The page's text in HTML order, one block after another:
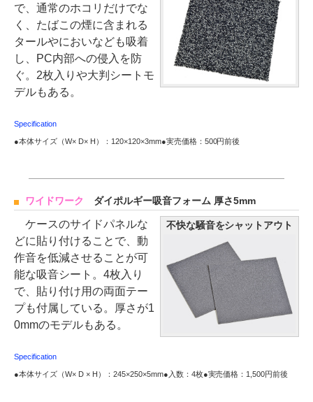
で、通常のホコリだけでな
く、たばこの煙に含まれる
タールやにおいなども吸着
し、PC内部への侵入を防
ぐ。2枚入りや大判シートモ
デルもある。
Specification
●本体サイズ（W× D× H）：120×120×3mm●実売価格：500円前後
ワイドワーク ダイポルギー吸音フォーム 厚さ5mm
不快な騒音をシャットアウト
ケースのサイドパネルな
どに貼り付けることで、動
作音を低減させることが可
能な吸音シート。4枚入り
で、貼り付け用の両面テー
プも付属している。厚さが1
0mmのモデルもある。
Specification
●本体サイズ（W× D × H）：245×250×5mm●入数：4枚●実売価格：1,500円前後